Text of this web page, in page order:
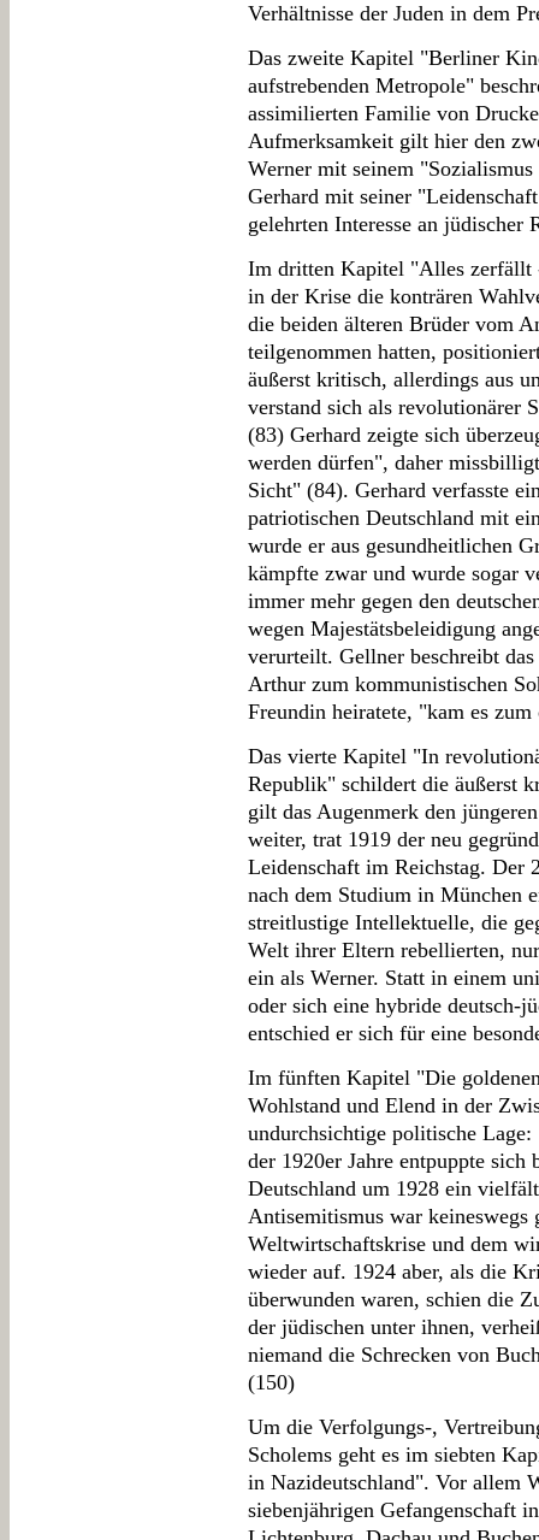
Verhältnisse der Juden in dem
Das zweite Kapitel "Berliner
aufstrebenden Metropole"
assimilierten Familie von
Aufmerksamkeit gilt hier den
Werner mit seinem
Gerhard mit seiner
gelehrten Interesse an jüdischer
Im dritten Kapitel "Alles zerfällt
in der Krise die konträren
die beiden älteren Brüder vom
teilgenommen hatten,
äußerst kritisch, allerdings aus
verstand sich als revolutionärer
(83) Gerhard zeigte sich
werden dürfen", daher
Sicht" (84). Gerhard verfasste
patriotischen Deutschland mit
wurde er aus gesundheitlichen
kämpfte zwar und wurde sogar
immer mehr gegen den
wegen Majestätsbeleidigung
verurteilt. Gellner beschreibt
Arthur zum kommunistischen
Freundin heiratete, "kam es
Das vierte Kapitel "In
Republik" schildert die äußerst
gilt das Augenmerk den
weiter, trat 1919 der neu
Leidenschaft im Reichstag. Der
nach dem Studium in München
streitlustige Intellektuelle, die
Welt ihrer Eltern rebellierten,
ein als Werner. Statt in einem
oder sich eine hybride deutsch-
entschied er sich für eine
Im fünften Kapitel "Die
Wohlstand und Elend in der
undurchsichtige politische
der 1920er Jahre entpuppte
Deutschland um 1928 ein
Antisemitismus war keineswegs
Weltwirtschaftskrise und dem
wieder auf. 1924 aber, als die
überwunden waren, schien die
der jüdischen unter ihnen,
niemand die Schrecken von
(150)
Um die Verfolgungs-,
Scholems geht es im siebten
in Nazideutschland". Vor allem
siebenjährigen Gefangenschaft